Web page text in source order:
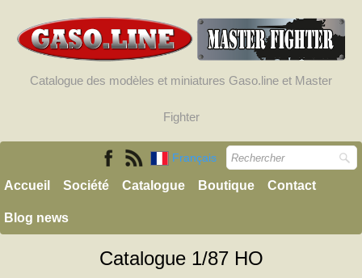
Catalogue des modèles et miniatures Gaso.line et Master
Fighter
Français
Accueil Société Catalogue Boutique Contact
Blog news
Catalogue 1/87 HO